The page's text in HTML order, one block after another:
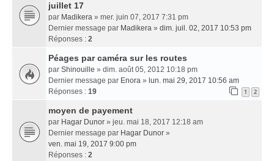
juillet 17
par Madikera » mer. juin 07, 2017 7:31 pm
Dernier message par Madikera » dim. juil. 02, 2017 10:53 pm
Réponses : 2
Péages par caméra sur les routes
par Shinouille » dim. août 05, 2012 10:18 pm
Dernier message par Enora » lun. mai 29, 2017 10:56 am
Réponses : 19 1 2
moyen de payement
par Hagar Dunor » jeu. mai 18, 2017 12:18 am
Dernier message par Hagar Dunor »
ven. mai 19, 2017 9:00 pm
Réponses : 2